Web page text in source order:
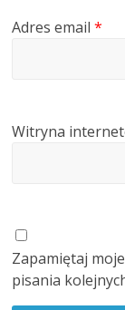
Adres email*
Witryna
Zapamiętaj
pisania